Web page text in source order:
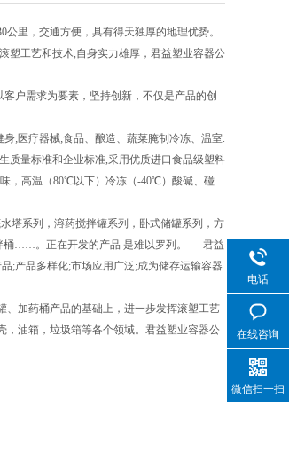
里，交通方便，具有得天独厚的地理优势。
塑工艺和技术,自身实力雄厚，君益塑业容器公
户需求为要素，坚持创新，不仅是产品的创
;医疗器械;食品、酿造、蔬菜腌制冷冻、温室.
质量标准和企业标准,采用优质进口食品级塑料
，高温（80℃以下）冷冻（-40℃）酸碱、碰
塔系列，溶药搅拌罐系列，卧式储罐系列，方
拌桶……。正在开发的产品 是难以罗列。 君益
;产品多样化;市场应用广泛;成为储存运输容器
加药桶产品的基础上，进一步发挥滚塑工艺
，油箱，垃圾箱等各个领域。君益塑业容器公
电话
在线咨询
微信扫一扫